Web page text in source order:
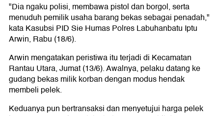
"Dia ngaku polisi, membawa pistol dan borgol, serta
menuduh pemilik usaha barang bekas sebagai penadah,"
kata Kasubsi PID Sie Humas Polres Labuhanbatu Iptu
Arwin, Rabu (18/6).
Arwin mengatakan peristiwa itu terjadi di Kecamatan
Rantau Utara, Jumat (13/6). Awalnya, pelaku datang ke
gudang bekas milik korban dengan modus hendak
membeli pelek.
Keduanya pun bertransaksi dan menyetujui harga pelek